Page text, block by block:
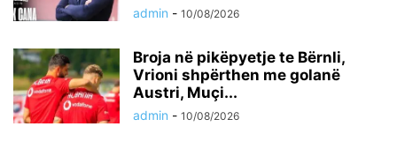
admin - 10/08/2026
Broja në pikëpyetje te Bërnli,
Vrioni shpërthen me golanë
Austri, Muçi...
admin - 10/08/2026